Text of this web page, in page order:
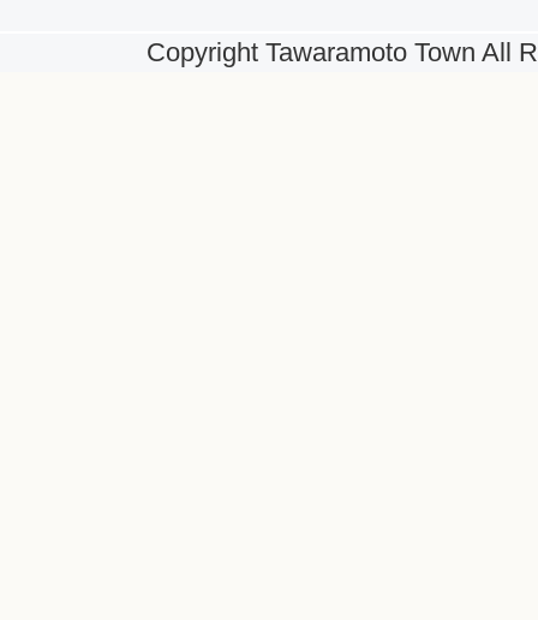
Copyright Tawaramoto Town All